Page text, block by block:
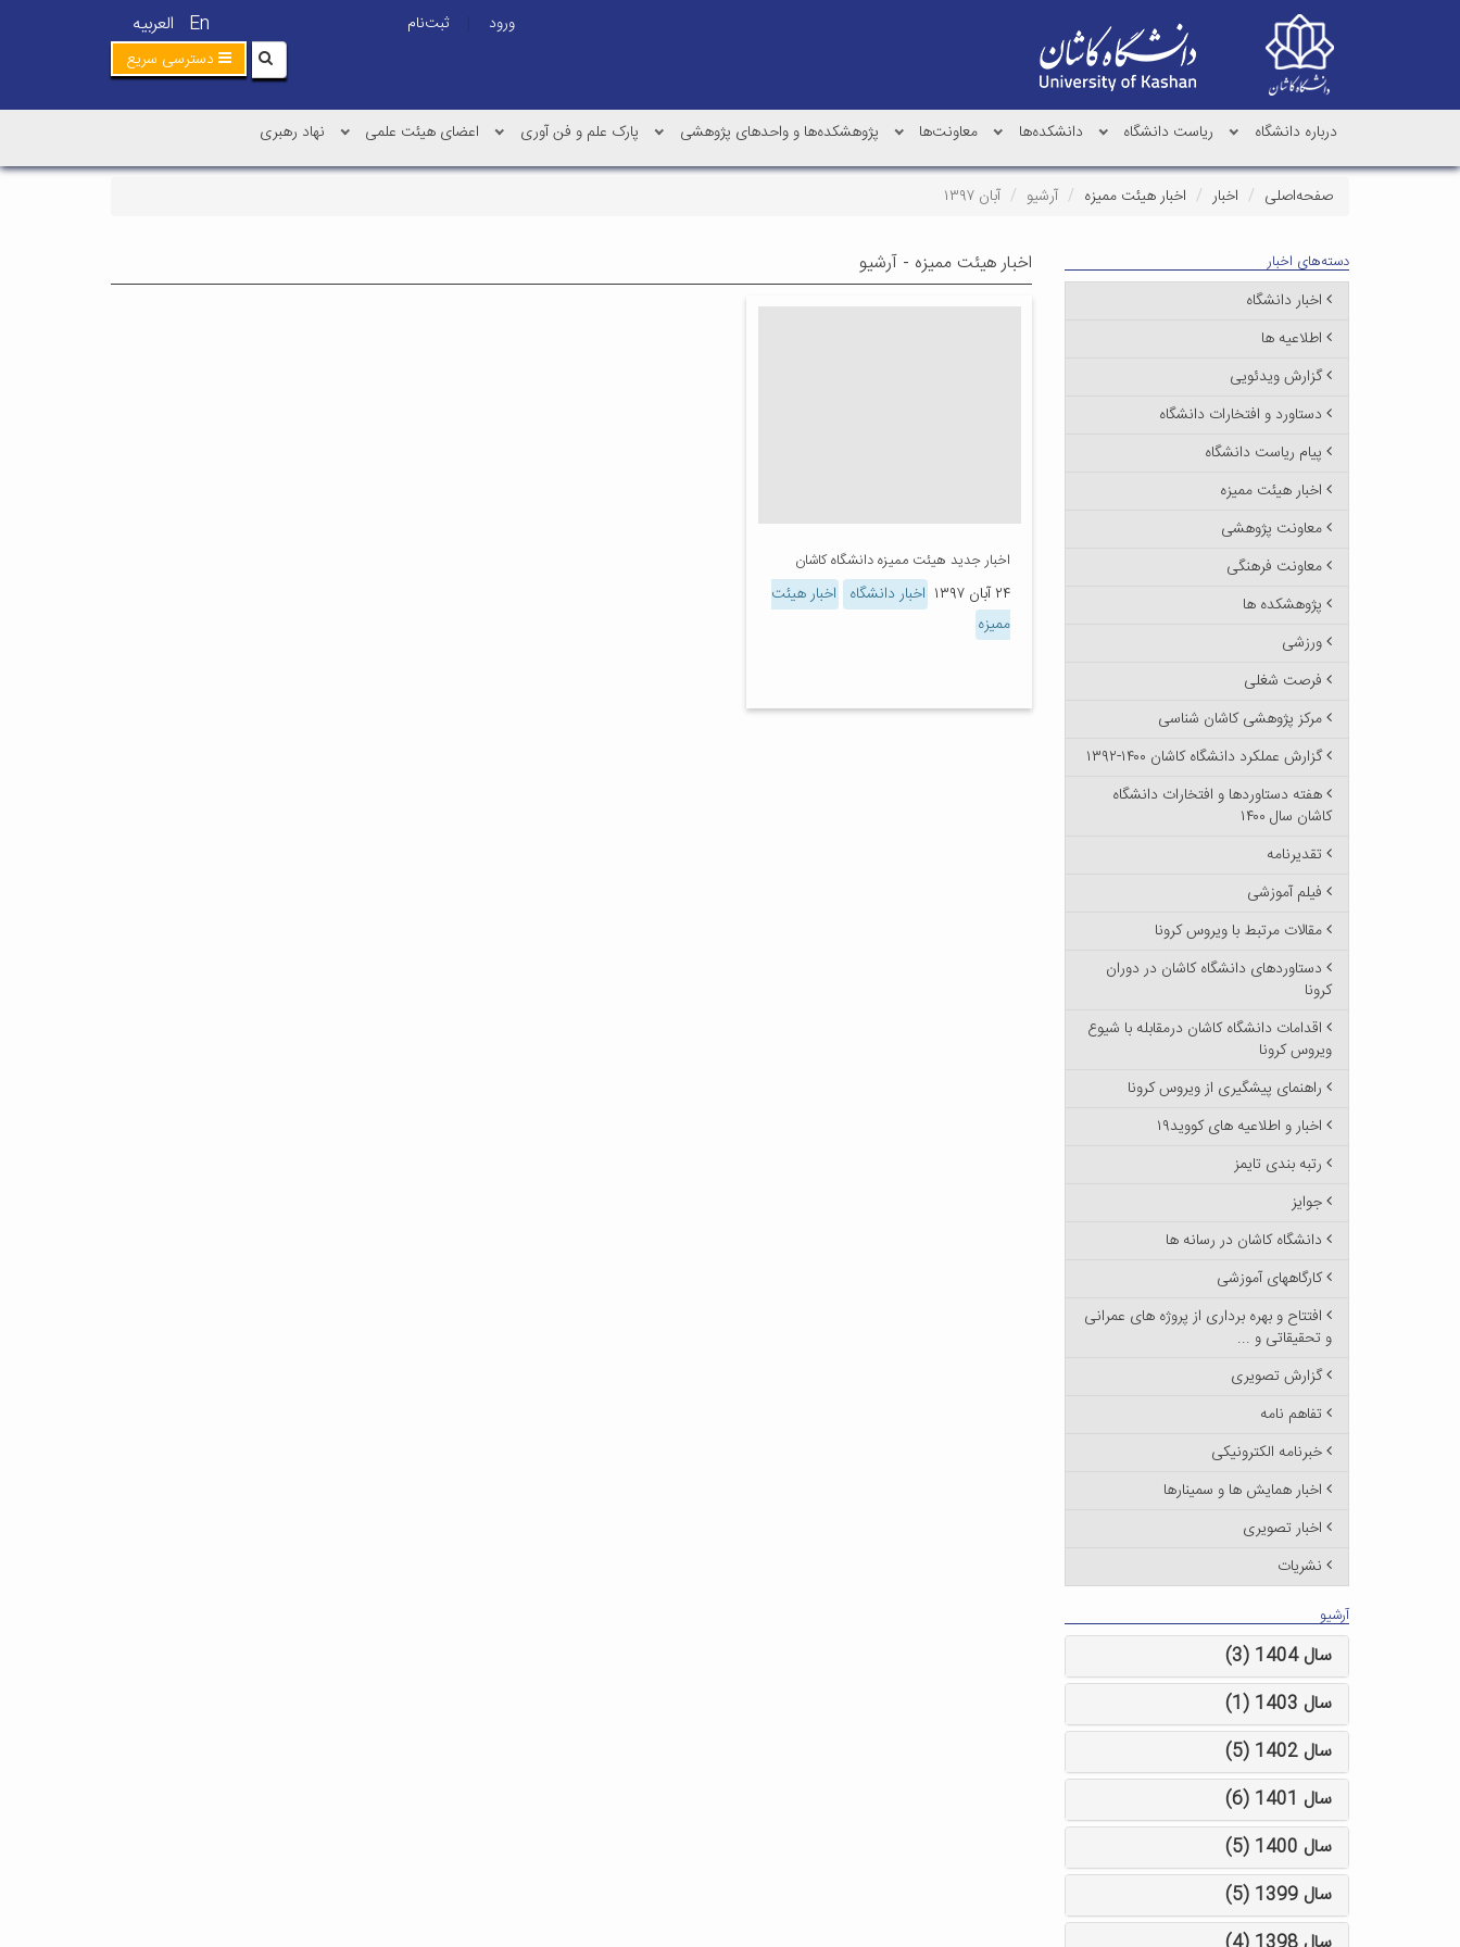
En العربیه ورود |
ثبت‌نام
دسترسی سریع
درباره دانشگاه ریاست دانشگاه دانشکده‌ها معاونت‌ها پژوهشکده‌ها و واحدهای پژوهشی پارک علم و فن آوری اعضای هیئت علمی نهاد رهبری
صفحه‌اصلی اخبار اخبار هیئت ممیزه آرشیو آبان ۱۳۹۷
اخبار هیئت ممیزه - آرشیو
اخبار جدید هیئت ممیزه دانشگاه کاشان
۲۴ آبان ۱۳۹۷ اخبار دانشگاه اخبار هیئت
ممیزه
دسته‌های اخبار
اخبار دانشگاه
اطلاعیه ها
گزارش ویدئویی
دستاورد و افتخارات دانشگاه
پیام ریاست دانشگاه
اخبار هیئت ممیزه
معاونت پژوهشی
معاونت فرهنگی
پژوهشکده ها
ورزشی
فرصت شغلی
مرکز پژوهشی کاشان شناسی
گزارش عملکرد دانشگاه کاشان ۱۴۰۰-۱۳۹۲
هفته دستاوردها و افتخارات دانشگاه
کاشان سال ۱۴۰۰
تقدیرنامه
فیلم آموزشی
مقالات مرتبط با ویروس کرونا
دستاوردهای دانشگاه کاشان در دوران
کرونا
اقدامات دانشگاه کاشان درمقابله با شیوع
ویروس کرونا
راهنمای پیشگیری از ویروس کرونا
اخبار و اطلاعیه های کووید۱۹
رتبه بندی تایمز
جوایز
دانشگاه کاشان در رسانه ها
کارگاههای آموزشی
افتتاح و بهره برداری از پروژه های عمرانی
و تحقیقاتی و ...
گزارش تصویری
تفاهم نامه
خبرنامه الکترونیکی
اخبار همایش ها و سمینارها
اخبار تصویری
نشریات
آرشیو
سال 1404 (3)
سال 1403 (1)
سال 1402 (5)
سال 1401 (6)
سال 1400 (5)
سال 1399 (5)